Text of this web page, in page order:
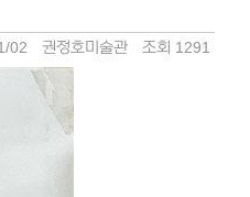
02 권정호미술관 조회 1291